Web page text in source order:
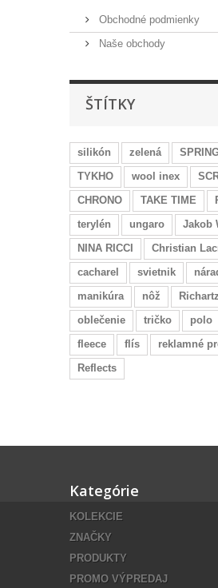
Obchodné podmienky
Naše obchody
ŠTÍTKY
silikón zelená
TYKHO
wool inex
CHRONO
TAKE TIME
terylén
ungaro
Jakob
NINA RICCI
Christian
cacharel
svietnik
manikúra
nôž Richartz
oblečenie
tričko polo
fleece
flís
reklamné
Reflects
Kategórie
KOLEKCIE
ZNAČKY
PRODUKTY
PROMO VÝPREDAJ